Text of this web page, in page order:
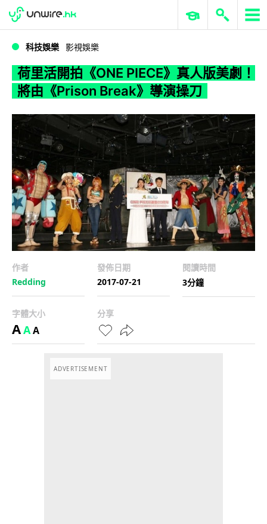
WWDC 2026 ERP 與商業 AI
科技娛樂 影視娛樂
荷里活開拍《ONE PIECE》真人版美劇！
將由《Prison Break》導演操刀
作者
Redding
發佈日期
2017-07-21
閱讀時間
3分鐘
字體大小
AAA
分享
ADVERTISEMENT